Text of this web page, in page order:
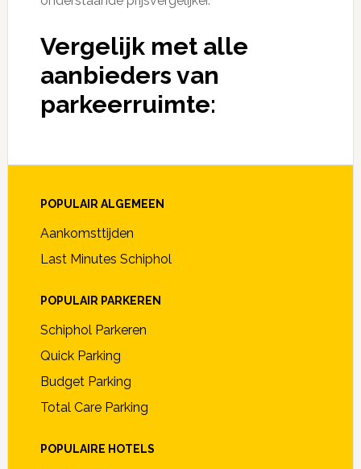
Vergelijk met alle
aanbieders van
parkeerruimte:
POPULAIR ALGEMEEN
Aankomsttijden
Last Minutes Schiphol
POPULAIR PARKEREN
Schiphol Parkeren
Quick Parking
Budget Parking
Total Care Parking
POPULAIRE HOTELS